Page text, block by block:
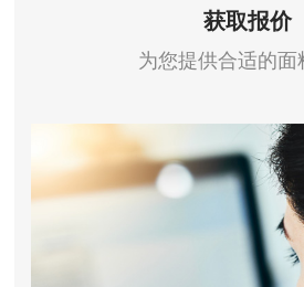
获取报价
为您提供合适的面